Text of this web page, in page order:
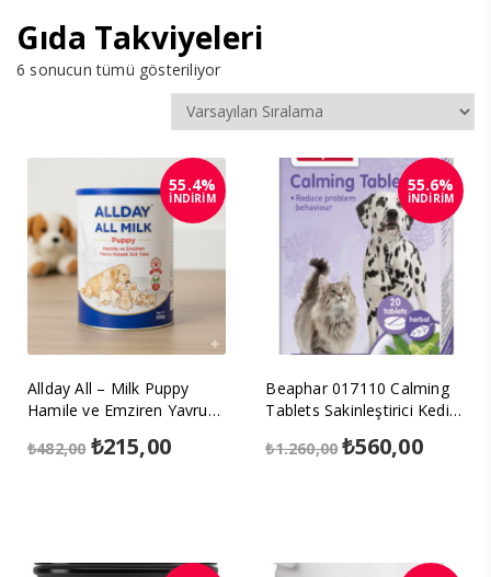
Gıda Takviyeleri
6 sonucun tümü gösteriliyor
Allday All – Milk Puppy
Hamile ve Emziren Yavru
₺482,00 Orijinal
fiyat:
₺215,00Şu
55.4%
İNDİRİM
Beaphar 017110 Calming
Tablets Sakinleştirici Kedi
₺1.260,00 Orijinal
fiyat:
₺560,00Şu
55.6%
İNDİRİM